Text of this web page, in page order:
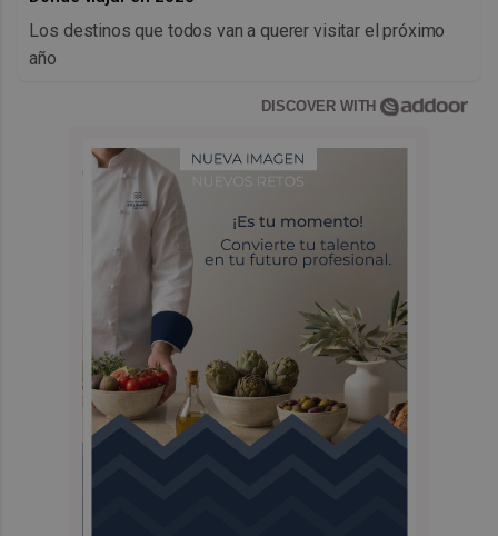
Los destinos que todos van a querer visitar el próximo
año
DISCOVER WITH